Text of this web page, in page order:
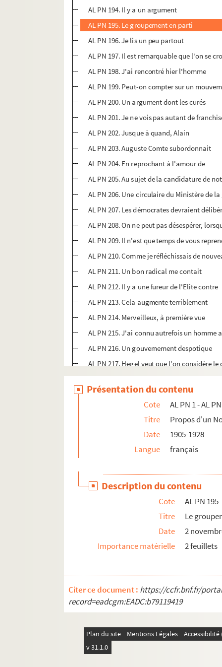
AL PN 194. Il y a un argument
AL PN 195. Le groupement en parti
AL PN 196. Je lis un peu partout
AL PN 197. Il est remarquable que l'on se
AL PN 198. J'ai rencontré hier l'homme
AL PN 199. Peut-on compter sur un
AL PN 200. Un argument dont les curés
AL PN 201. Je ne vois pas autant de
AL PN 202. Jusque à quand, Alain
AL PN 203. Auguste Comte subordonnait
AL PN 204. En reprochant à l'amour de
AL PN 205. Au sujet de la candidature de
AL PN 206. Une circulaire du Ministère de
AL PN 207. Les démocrates devraient
AL PN 208. On ne peut pas désespérer,
AL PN 209. Il n'est que temps de vous
AL PN 210. Comme je réfléchissais de
AL PN 211. Un bon radical me contait
AL PN 212. Il y a une fureur de l'Elite contre
AL PN 213. Cela augmente terriblement
AL PN 214. Merveilleux, à première vue
AL PN 215. J'ai connu autrefois un homme
AL PN 216. Un gouvernement despotique
AL PN 217. Hegel veut que l'on considère
AL PN 218. Aucun auteur n'a jamais bien
AL PN 219. On raffine trop sur les
AL PN 220. Un jeune homme assez instruit
AL PN 221. Je relisais hier le dernier volume
AL PN 222. Un chroniqueur a dit que cette
AL PN 223. Je lisais hier dans un plat roman
AL PN 225. Je suppose que toutes nos
AL PN 226. Je faisais allusion, il y a
AL PN 227. Les membres de ce Groupe
AL PN 228. Aux élections prochaines, on lira
AL PN 229. Il y a des leçons de choses
AL PN 231. Aucun de nos Radicaux ne
AL PN 232. Plus de cinq cents adhésions
AL PN 233. Il est vrai que, dans les jeux de
AL PN 234. Quelqu'un m'a dit : "Vous êtes
AL PN 235. Ce gros emprunt
AL PN 236. La prodigalité n'est jamais
Présentation du contenu
Cote
AL PN 1 - AL
Titre
Propos d'un
Date
1905-1928
Langue
français
Description du contenu
Cote
AL PN 195
Titre
Le
Date
2
Importance matérielle
2 feuillets
Citer ce document : https://ccfr.bnf.fr/
record=eadcgm:EADC:b79119419
Plan du site Mentions Légales
v 31.1.0